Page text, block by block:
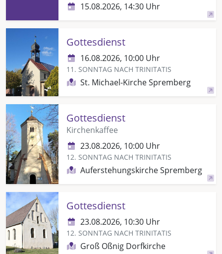
15.08.2026, 14:30 Uhr
Gottesdienst
16.08.2026, 10:00 Uhr
11. SONNTAG NACH TRINITATIS
St. Michael-Kirche Spremberg
Gottesdienst
Kirchenkaffee
23.08.2026, 10:00 Uhr
12. SONNTAG NACH TRINITATIS
Auferstehungskirche Spremberg
Gottesdienst
23.08.2026, 10:30 Uhr
12. SONNTAG NACH TRINITATIS
Groß Oßnig Dorfkirche